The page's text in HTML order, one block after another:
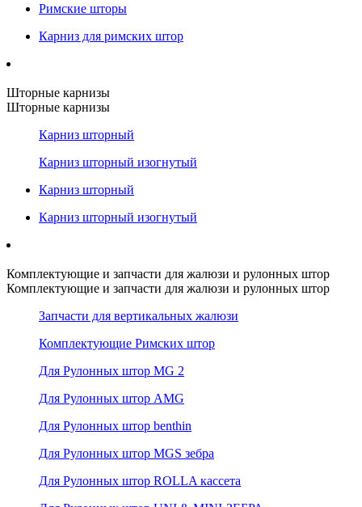
Римские шторы
Карниз для римских штор
Шторные карнизы
Шторные карнизы
Карниз шторный
Карниз шторный изогнутый
Карниз шторный
Карниз шторный изогнутый
Комплектующие и запчасти для жалюзи и рулонных штор
Комплектующие и запчасти для жалюзи и рулонных штор
Запчасти для вертикальных жалюзи
Комплектующие Римских штор
Для Рулонных штор MG 2
Для Рулонных штор AMG
Для Рулонных штор benthin
Для Рулонных штор MGS зебра
Для Рулонных штор ROLLA кассета